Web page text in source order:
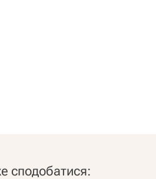
сподобатися: